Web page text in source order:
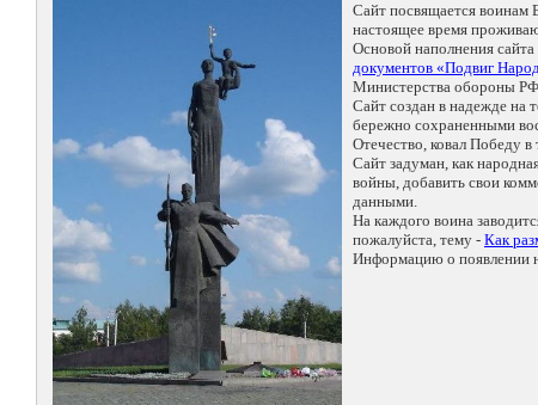
Сайт посвящается воинам
настоящее время
Основой наполнения
документов «Подвиг
Министерства обороны
Сайт создан в надежде на
бережно сохраненными
Отечество, ковал Победу
Сайт задуман, как
войны, добавить свои
данными.
На каждого воина
пожалуйста, тему - Как
Информацию о появлении